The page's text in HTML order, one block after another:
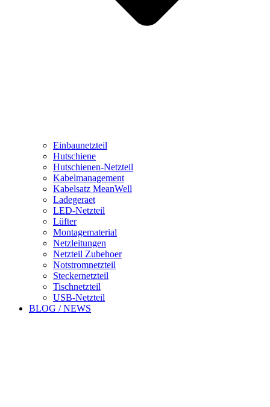
Einbaunetzteil
Hutschiene
Hutschienen-Netzteil
Kabelmanagement
Kabelsatz MeanWell
Ladegeraet
LED-Netzteil
Lüfter
Montagematerial
Netzleitungen
Netzteil Zubehoer
Notstromnetzteil
Steckernetzteil
Tischnetzteil
USB-Netzteil
BLOG / NEWS